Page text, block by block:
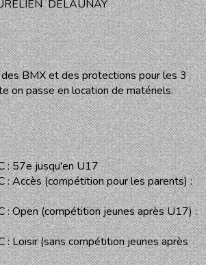
DELAUNAY
BMX et des protections pour les 3
on passe en location de matériels.
: 57e jusqu'en U17
: Accès (compétition pour les parents) :
: Open (compétition jeunes après U17) :
: Loisir (sans compétition jeunes après